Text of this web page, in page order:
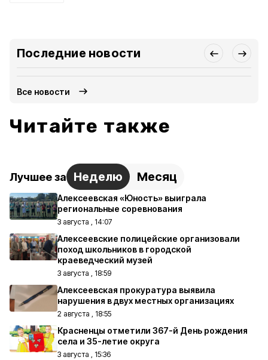
Последние новости
Все новости
Читайте также
Лучшее за Неделю Месяц
Алексеевская «Юность» выиграла
региональные соревнования
3 августа , 14:07
Алексеевские полицейские организовали
поход школьников в городской
краеведческий музей
3 августа , 18:59
Алексеевская прокуратура выявила
нарушения в двух местных организациях
2 августа , 18:55
Красненцы отметили 367-й День рождения
села и 35-летие округа
3 августа , 15:36